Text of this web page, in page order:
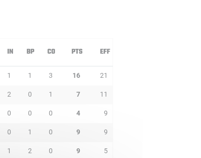
IN BP CO PTS EFF
1 1 3 16 21
2 0 1 7 11
0 0 0 4 9
0 1 0 9 9
1 2 0 9 5